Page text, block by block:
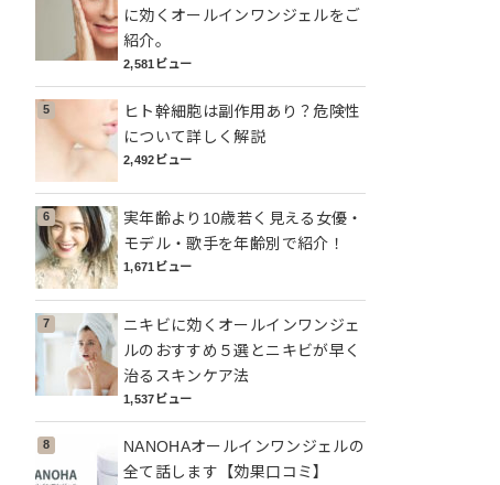
に効くオールインワンジェルをご
紹介。
2,581ビュー
ヒト幹細胞は副作用あり？危険性
について詳しく解説
2,492ビュー
実年齢より10歳若く見える女優・
モデル・歌手を年齢別で紹介！
1,671ビュー
ニキビに効くオールインワンジェ
ルのおすすめ５選とニキビが早く
治るスキンケア法
1,537ビュー
NANOHAオールインワンジェルの
全て話します【効果口コミ】